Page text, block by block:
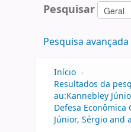
Pesquisar
Pesquisa avançada
Início ›
Resultados da
au:Kannebley
Defesa
Júnior, Sérgio and